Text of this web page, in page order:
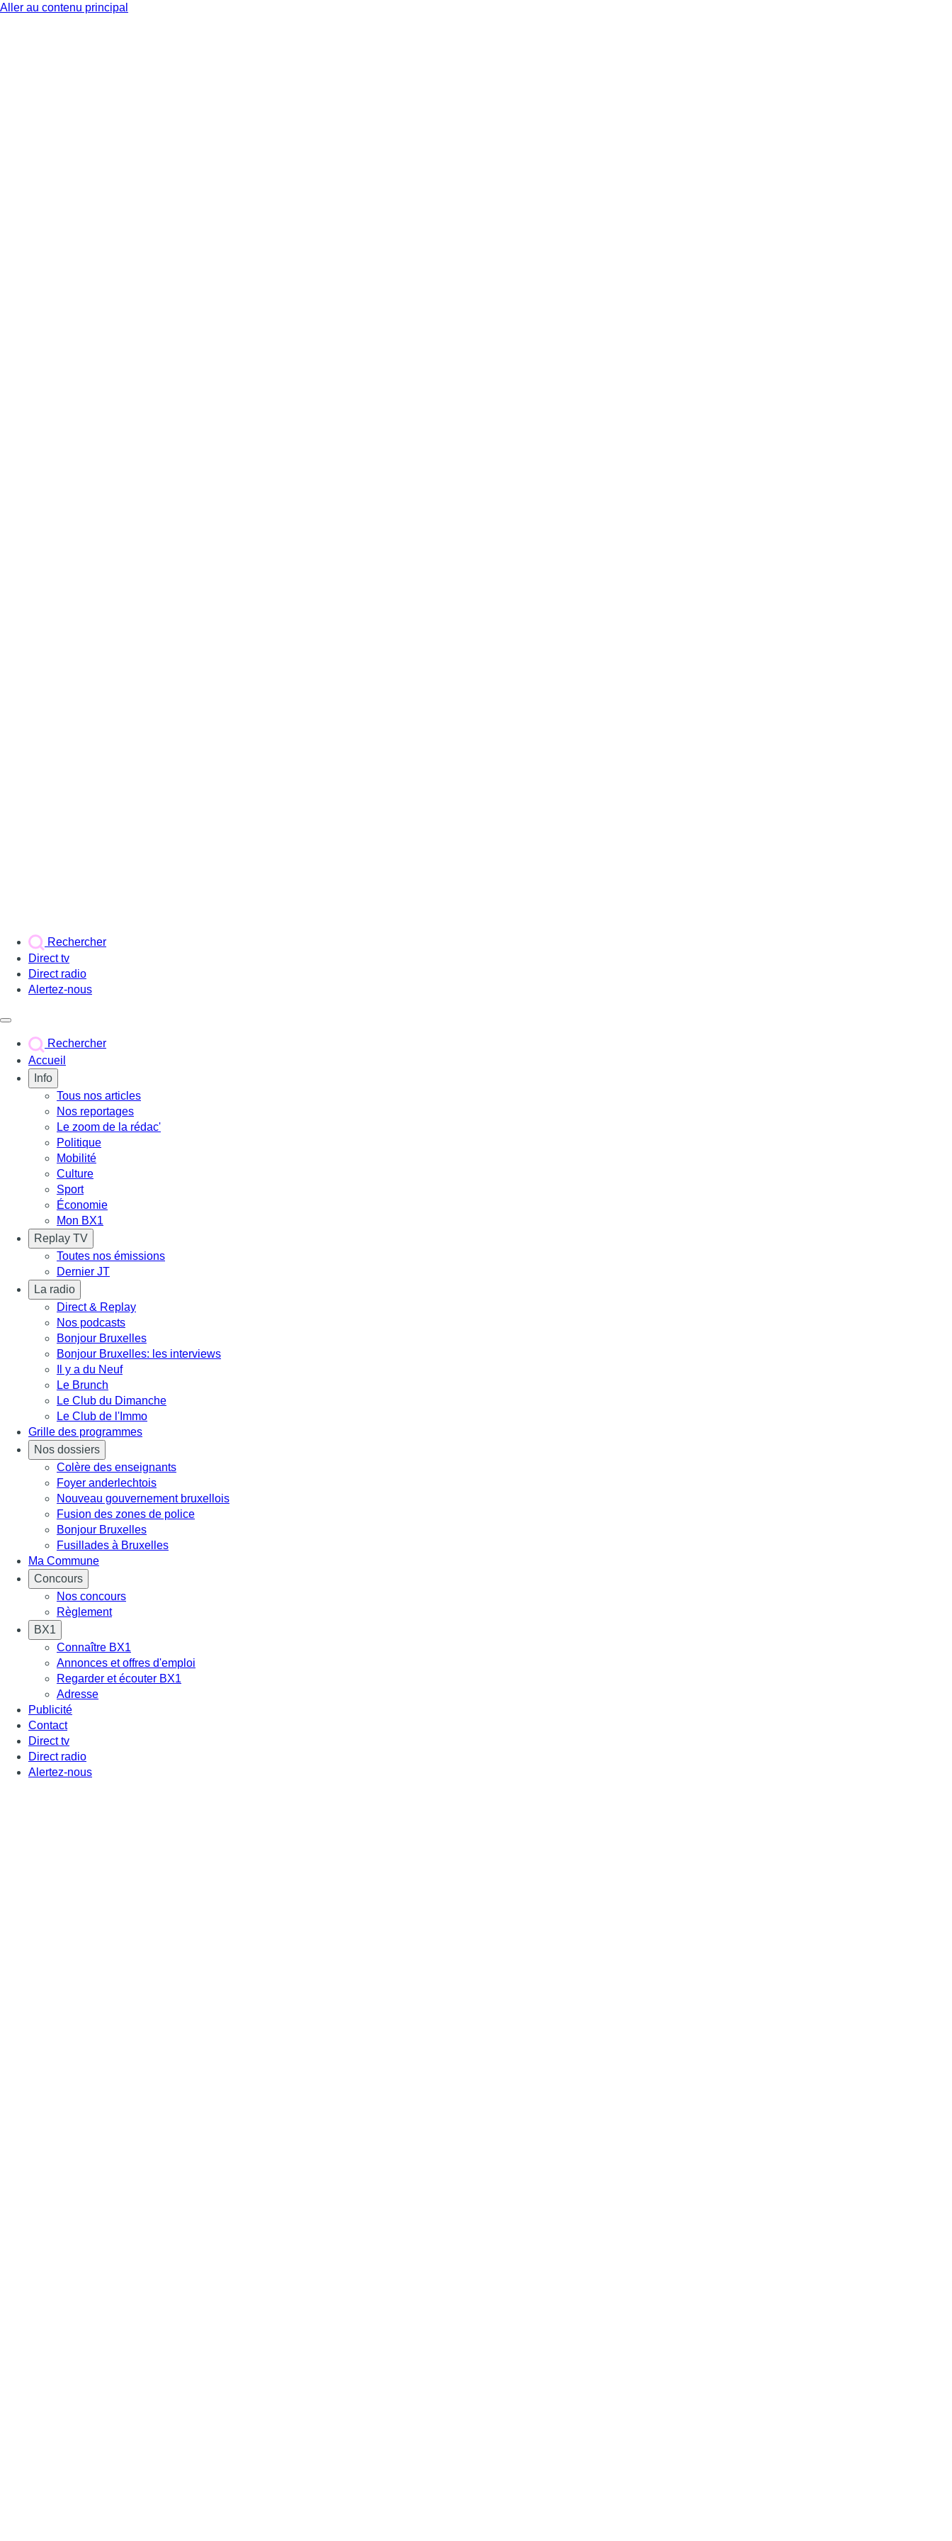
Aller au contenu principal
Rechercher
Direct tv
Direct radio
Alertez-nous
Rechercher
Accueil
Info
Tous nos articles
Nos reportages
Le zoom de la rédac'
Politique
Mobilité
Culture
Sport
Économie
Mon BX1
Replay TV
Toutes nos émissions
Dernier JT
La radio
Direct & Replay
Nos podcasts
Bonjour Bruxelles
Bonjour Bruxelles: les interviews
Il y a du Neuf
Le Brunch
Le Club du Dimanche
Le Club de l'Immo
Grille des programmes
Nos dossiers
Colère des enseignants
Foyer anderlechtois
Nouveau gouvernement bruxellois
Fusion des zones de police
Bonjour Bruxelles
Fusillades à Bruxelles
Ma Commune
Concours
Nos concours
Règlement
BX1
Connaître BX1
Annonces et offres d'emploi
Regarder et écouter BX1
Adresse
Publicité
Contact
Direct tv
Direct radio
Alertez-nous